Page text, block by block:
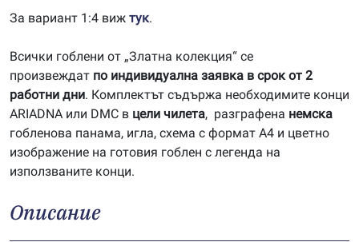
За вариант 1:4 виж тук.
Всички гоблени от „Златна колекция“ се
произвеждат по индивидуална заявка в срок от 2
работни дни. Комплектът съдържа необходимите конци
ARIADNA или DMC в цели чилета, разграфена немска
гобленова панама, игла, схема с формат А4 и цветно
изображение на готовия гоблен с легенда на
използваните конци.
Описание